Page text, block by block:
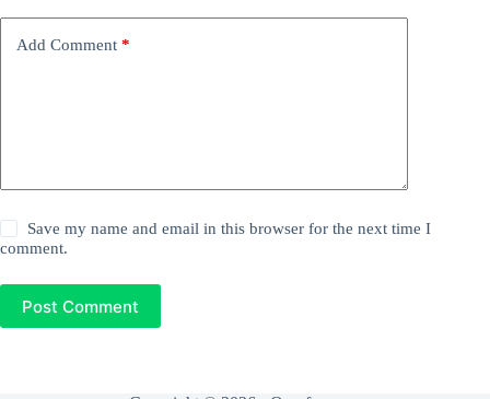
Add Comment *
Save my name and email in this browser for the next time I
comment.
Post Comment